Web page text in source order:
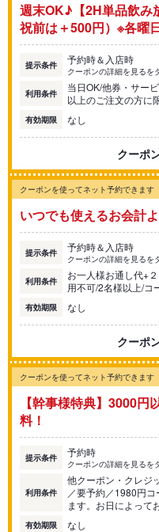
週末OK♪【2H単品飲
祝前は＋500円）※各曜
提示条件 予約時＆入店時
クーポンの詳細を見るを
利用条件
当日OK/他券・サー
以上のご注文の方に
有効期限 なし
クーポ
クーポンを使ってネット予約できます
いつでも使えるお会計
提示条件 予約時＆入店時
クーポンの詳細を見るを
利用条件
お一人様お通し代+
用不可/2名様以上/コ
有効期限 なし
クーポ
クーポンを使ってネット予約できます
【幹事様特典】3000
料！
提示条件 予約時
クーポンの詳細を見るを
利用条件
他クーポン・クレジ
／要予約／1980円
ます。お日によって
有効期限 なし